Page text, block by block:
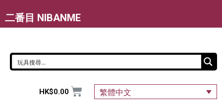
二番目 NIBANME
HK$0.00 繁體中文